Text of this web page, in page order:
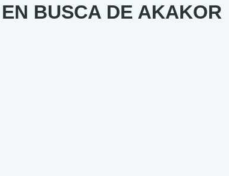
BUSCA DE AKAKOR